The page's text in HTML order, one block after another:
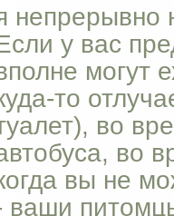
непрерывно
у вас
могут
то
во
во
вы не
ваши